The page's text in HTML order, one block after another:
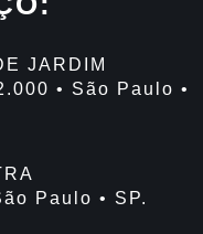
JARDIM
• São Paulo •
Paulo • SP.